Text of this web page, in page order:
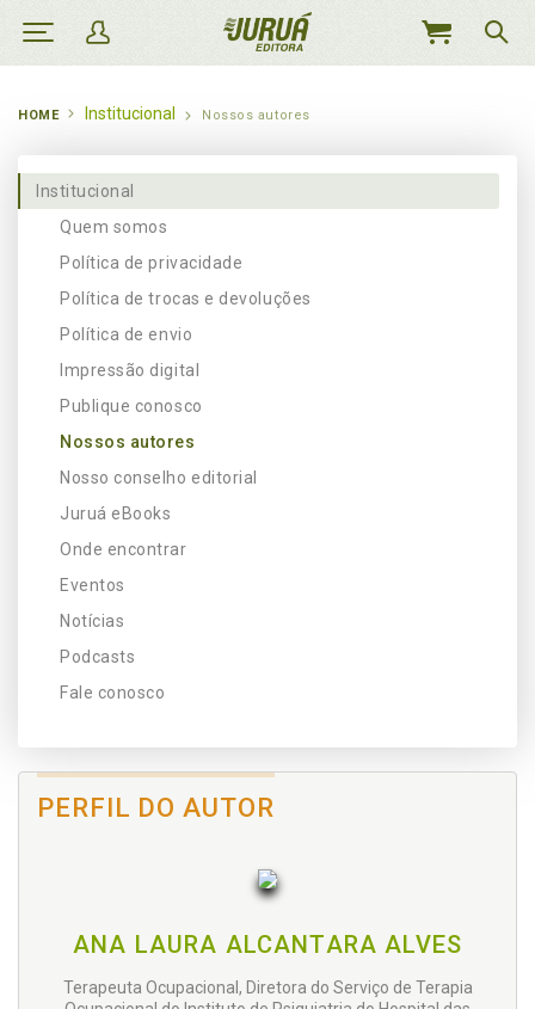
MEU
HOME Institucional Nossos autores
Institucional
Quem somos
Política de privacidade
Política de trocas e devoluções
Política de envio
Impressão digital
Publique conosco
Nossos autores
Nosso conselho editorial
Juruá eBooks
Onde encontrar
Eventos
Notícias
Podcasts
Fale conosco
PERFIL DO AUTOR
ANA LAURA ALCANTARA ALVES
Terapeuta Ocupacional, Diretora do Serviço de Terapia